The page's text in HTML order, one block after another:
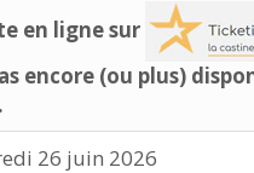
en ligne sur
encore (ou plus)
26 juin 2026